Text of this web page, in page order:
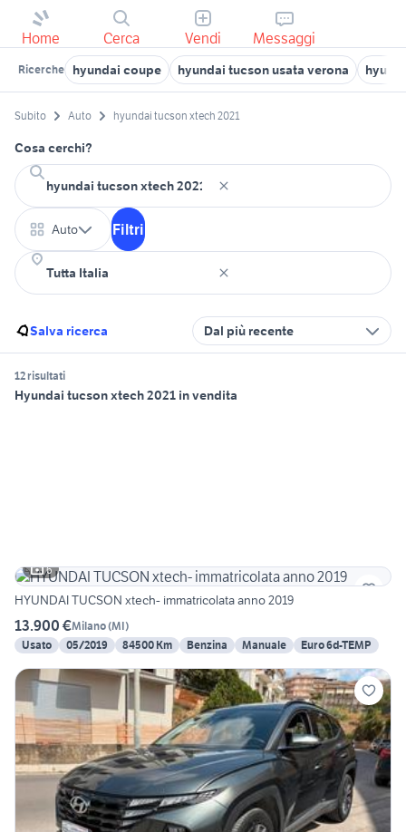
Home Cerca Vendi Messaggi
Ricerche hyundai coupe hyundai tucson usata verona
Subito Auto hyundai tucson xtech 2021
Cosa cerchi?
Auto Filtri
Salva ricerca Dal più recente
12 risultati
Hyundai tucson xtech 2021 in vendita
6
HYUNDAI TUCSON xtech- immatricolata anno 2019
13.900 €Milano(MI)
Usato
05/2019 84500 Km Benzina Manuale Euro 6d-TEMP